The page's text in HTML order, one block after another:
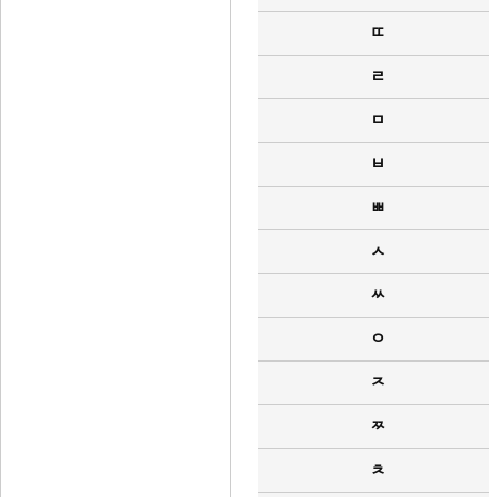
ㄸ
ㄹ
ㅁ
ㅂ
ㅃ
ㅅ
ㅆ
ㅇ
ㅈ
ㅉ
ㅊ